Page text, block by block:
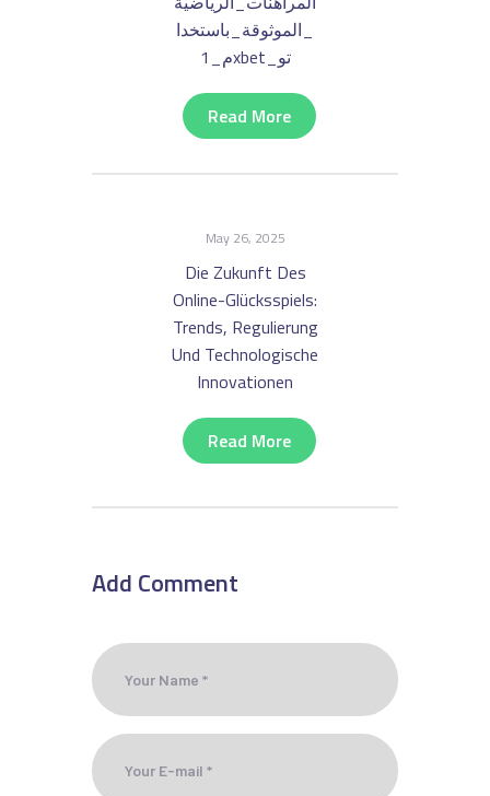
_الموثوقة_باستخدا
م_1xbet_تو
Read More
May 26, 2025
Die Zukunft Des
Online-Glücksspiels:
Trends, Regulierung
Und Technologische
Innovationen
Read More
Add Comment